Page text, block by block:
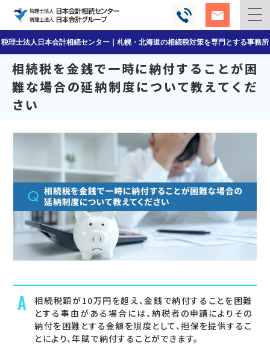
税理士法人日本会計相続センター｜札幌・北海道の相続税対策を専門とする事務所
相続税を金銭で一時に納付することが困
難な場合の延納制度について教えてくだ
さい
A
相続税額が10万円を超え、金銭で納付することを困難
とする事由がある場合には、納税者の申請によりその
納付を困難とする金額を限度として、担保を提供するこ
とにより、年賦で納付することができます。